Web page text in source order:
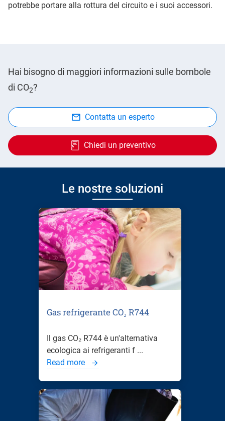
potrebbe portare alla rottura del circuito e i suoi accessori.
Hai bisogno di maggiori informazioni sulle bombole
di CO2?
Contatta un esperto
Chiedi un preventivo
Le nostre soluzioni
Gas refrigerante CO₂ R744
Il gas CO₂ R744 è un'alternativa
ecologica ai refrigeranti f ...
Read more